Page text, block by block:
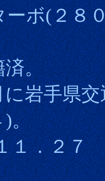
ボ(２８
済。
岩手県交
)。
１．２７